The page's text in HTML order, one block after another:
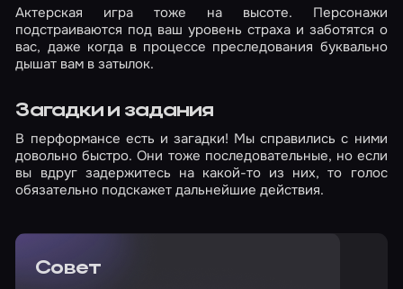
Актерская игра тоже на высоте. Персонажи
подстраиваются под ваш уровень страха и заботятся о
вас, даже когда в процессе преследования буквально
дышат вам в затылок.
Загадки и задания
В перформансе есть и загадки! Мы справились с ними
довольно быстро. Они тоже последовательные, но если
вы вдруг задержитесь на какой-то из них, то голос
обязательно подскажет дальнейшие действия.
Совет